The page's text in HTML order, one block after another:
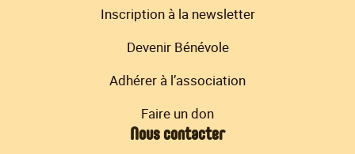
Inscription à la newsletter
Devenir Bénévole
Adhérer à l’association
Faire un don
Nous contacter